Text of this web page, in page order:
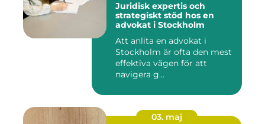
Juridisk expertis och
strategiskt stöd hos en
advokat i Stockholm
Att anlita en advokat i
Stockholm är ofta den mest
effektiva vägen för att
navigera g...
03. maj